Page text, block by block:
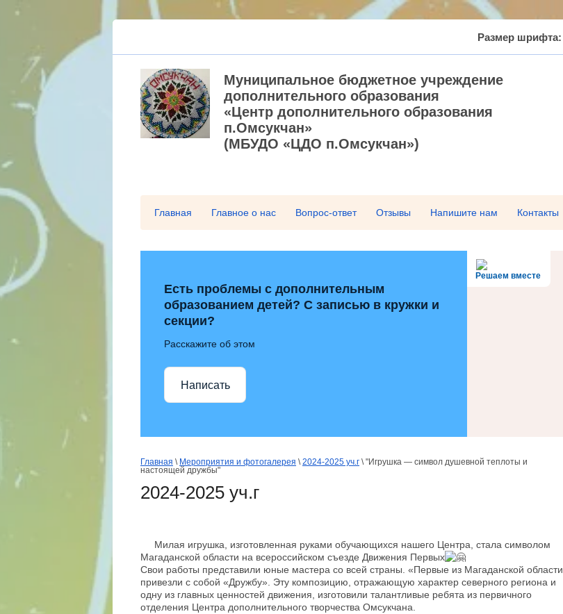
Размер шрифта:
Муниципальное бюджетное учреждение
дополнительного образования
«Центр дополнительного образования
п.Омсукчан»
(МБУДО «ЦДО п.Омсукчан»)
Главная Главное о нас Вопрос-ответ Отзывы Напишите нам Контакты
Решаем вместе
Есть проблемы с дополнительным
образованием детей? С записью в кружки и
секции?
Расскажите об этом
Написать
Главная \ Мероприятия и фотогалерея \ 2024-2025 уч.г \ "Игрушка — символ душевной теплоты и
настоящей дружбы"
2024-2025 уч.г
Милая игрушка, изготовленная руками обучающихся нашего Центра, стала символом
Магаданской области на всероссийском съезде Движения Первых
Свои работы представили юные мастера со всей страны. «Первые из Магаданской области
привезли с собой «Дружбу». Эту композицию, отражающую характер северного региона и
одну из главных ценностей движения, изготовили талантливые ребята из первичного
отделения Центра дополнительного творчества Омсукчана.